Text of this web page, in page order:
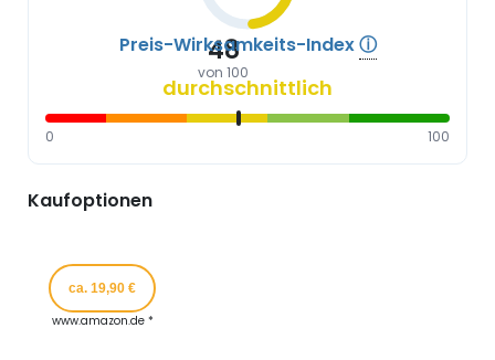
48
von 100
Preis-Wirksamkeits-Indexⓘ
durchschnittlich
0 100
Kaufoptionen
ca. 19,90 €
www.amazon.de *